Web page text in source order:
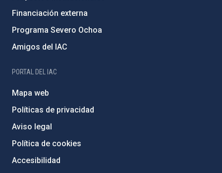
Financiación externa
Programa Severo Ochoa
Amigos del IAC
PORTAL DEL IAC
Mapa web
Políticas de privacidad
Aviso legal
Política de cookies
Accesibilidad